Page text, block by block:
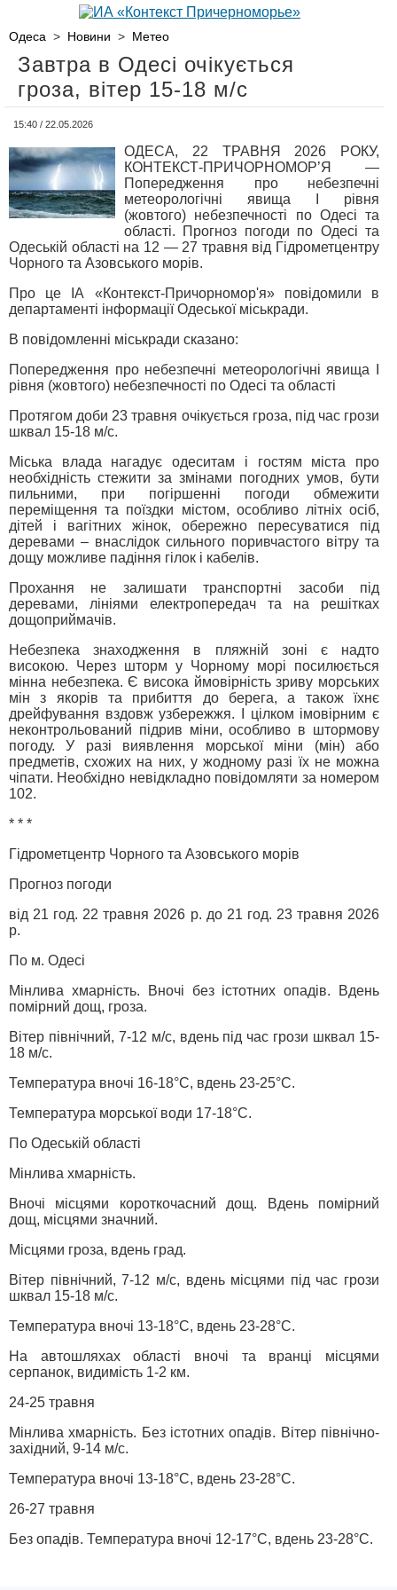
Одеса > Новини > Метео
Завтра в Одесі очікується
гроза, вітер 15-18 м/с
15:40 / 22.05.2026
ОДЕСА, 22 ТРАВНЯ 2026 РОКУ,
КОНТЕКСТ-ПРИЧОРНОМОР’Я —
Попередження про небезпечні
метеорологічні явища І рівня
(жовтого) небезпечності по Одесі та
області. Прогноз погоди по Одесі та
Одеській області на 12 — 27 травня від Гідрометцентру
Чорного та Азовського морів.
Про це ІА «Контекст-Причорномор'я» повідомили в
департаменті інформації Одеської міськради.
В повідомленні міськради сказано:
Попередження про небезпечні метеорологічні явища І
рівня (жовтого) небезпечності по Одесі та області
Протягом доби 23 травня очікується гроза, під час грози
шквал 15-18 м/с.
Міська влада нагадує одеситам і гостям міста про
необхідність стежити за змінами погодних умов, бути
пильними, при погіршенні погоди обмежити
переміщення та поїздки містом, особливо літніх осіб,
дітей і вагітних жінок, обережно пересуватися під
деревами – внаслідок сильного поривчастого вітру та
дощу можливе падіння гілок і кабелів.
Прохання не залишати транспортні засоби під
деревами, лініями електропередач та на решітках
дощоприймачів.
Небезпека знаходження в пляжній зоні є надто
високою. Через шторм у Чорному морі посилюється
мінна небезпека. Є висока ймовірність зриву морських
мін з якорів та прибиття до берега, а також їхнє
дрейфування вздовж узбережжя. І цілком імовірним є
неконтрольований підрив міни, особливо в штормову
погоду. У разі виявлення морської міни (мін) або
предметів, схожих на них, у жодному разі їх не можна
чіпати. Необхідно невідкладно повідомляти за номером
102.
* * *
Гідрометцентр Чорного та Азовського морів
Прогноз погоди
від 21 год. 22 травня 2026 р. до 21 год. 23 травня 2026
р.
По м. Одесі
Мінлива хмарність. Вночі без істотних опадів. Вдень
помірний дощ, гроза.
Вітер північний, 7-12 м/с, вдень під час грози шквал 15-
18 м/с.
Температура вночі 16-18°С, вдень 23-25°С.
Температура морської води 17-18°С.
По Одеській області
Мінлива хмарність.
Вночі місцями короткочасний дощ. Вдень помірний
дощ, місцями значний.
Місцями гроза, вдень град.
Вітер північний, 7-12 м/с, вдень місцями під час грози
шквал 15-18 м/с.
Температура вночі 13-18°С, вдень 23-28°С.
На автошляхах області вночі та вранці місцями
серпанок, видимість 1-2 км.
24-25 травня
Мінлива хмарність. Без істотних опадів. Вітер північно-
західний, 9-14 м/с.
Температура вночі 13-18°С, вдень 23-28°С.
26-27 травня
Без опадів. Температура вночі 12-17°С, вдень 23-28°С.